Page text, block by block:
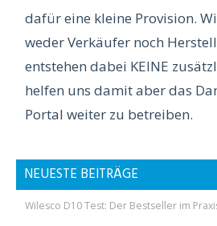
dafür eine kleine Provision.
weder Verkäufer noch
entstehen dabei KEINE
helfen uns damit aber das
Portal weiter zu betreiben.
NEUESTE BEITRÄGE
Wilesco D10 Test: Der Bestseller im